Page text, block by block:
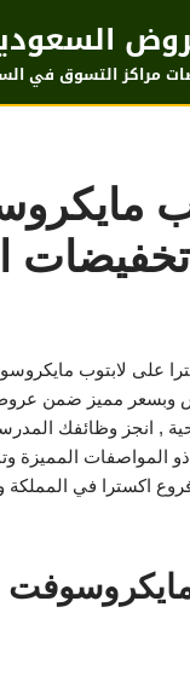
مراكز التسوق في
تخفيضات
وبسعر مميز ضمن
, انجز وظائفك
المواصفات المميزة